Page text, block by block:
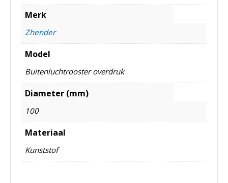
Merk
Zhender
Model
Buitenluchtrooster overdruk
Diameter (mm)
100
Materiaal
Kunststof